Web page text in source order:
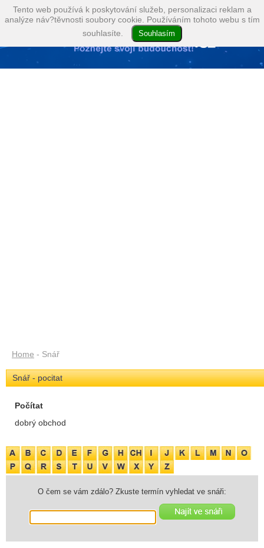
Home - Snář
Snář - pocitat
Počítat
dobrý obchod
O čem se vám zdálo? Zkuste termín vyhledat ve snáři:
Tento web používá k poskytování služeb, personalizaci reklam a
analýze náv?těvnosti soubory cookie. Používáním tohoto webu s tím
souhlasíte.